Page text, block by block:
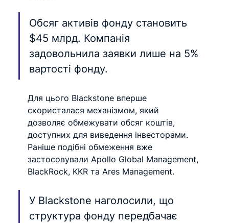
Обсяг активів фонду становить
$45 млрд. Компанія
задовольнила заявки лише на 5%
вартості фонду.
Для цього Blackstone вперше
скористалася механізмом, який
дозволяє обмежувати обсяг коштів,
доступних для виведення інвесторами.
Раніше подібні обмеження вже
застосовували Apollo Global Management,
BlackRock, KKR та Ares Management.
У Blackstone наголосили, що
структура фонду передбачає